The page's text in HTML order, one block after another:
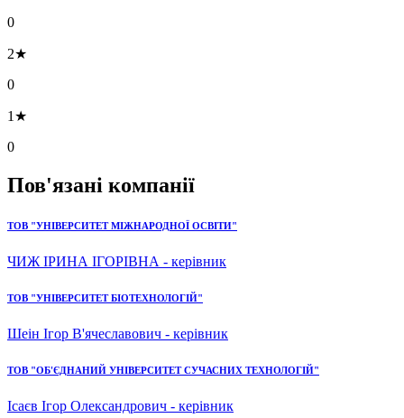
0
2★
0
1★
0
Пов'язані компанії
ТОВ "УНІВЕРСИТЕТ МІЖНАРОДНОЇ ОСВІТИ"
ЧИЖ ІРИНА ІГОРІВНА - керівник
ТОВ "УНІВЕРСИТЕТ БІОТЕХНОЛОГІЙ"
Шеін Ігор В'ячеславович - керівник
ТОВ "ОБ'ЄДНАНИЙ УНІВЕРСИТЕТ СУЧАСНИХ ТЕХНОЛОГІЙ"
Ісаєв Ігор Олександрович - керівник